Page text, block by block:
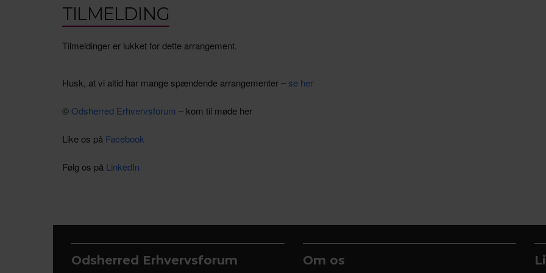
TILMELDING
Tilmeldinger er lukket for dette arrangement.
Husk, at vi altid har mange spændende arrangementer – se her
© Odsherred Erhvervsforum – kom til møde her
Like os på Facebook
Følg os på LinkedIn
Odsherred Erhvervsforum Om os